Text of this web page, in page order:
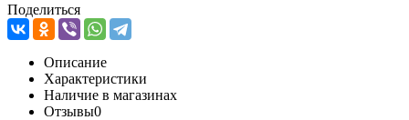
Поделиться
Описание
Характеристики
Наличие в магазинах
Отзывы0